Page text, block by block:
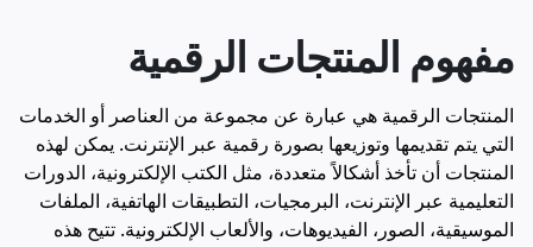
مفهوم المنتجات الرقمية
المنتجات الرقمية هي عبارة عن مجموعة من العناصر أو الخدمات
التي يتم تقديمها وتوزيعها بصورة رقمية عبر الإنترنت. يمكن لهذه
المنتجات أن تأخذ أشكالاً متعددة، مثل الكتب الإلكترونية، الدورات
التعليمية عبر الإنترنت، البرمجيات، التطبيقات الهاتفية، الملفات
الموسيقية، الصور، الفيديوهات، والألعاب الإلكترونية. تتيح هذه